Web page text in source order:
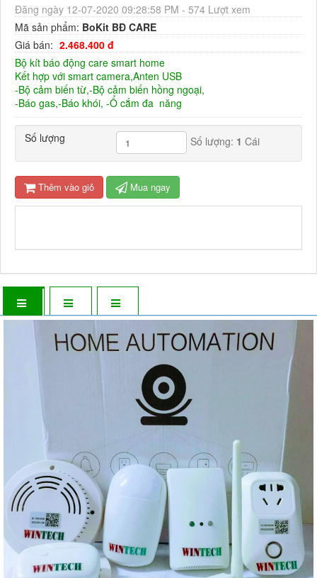
Đăng ngày 12-07-2020 09:28:58 PM - 574 Lượt xem
Mã sản phẩm: BoKit BĐ CARE
Giá bán: 2.468.400 đ
Bộ kít báo động care smart home
Kết hợp với smart camera,Anten USB
-Bộ cảm biến từ,-Bộ cảm biến hồng ngoại,
-Báo gas,-Báo khói, -Ổ cắm đa năng
Số lượng Số lượng: 1 Cái
Thêm vào giỏ Mua ngay